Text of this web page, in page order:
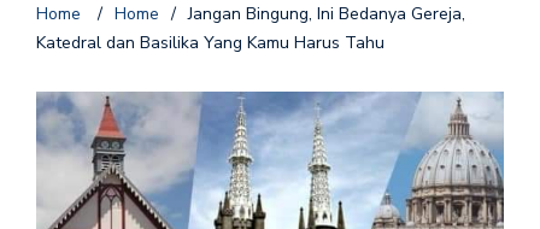
Home / Home / Jangan Bingung, Ini Bedanya Gereja,
Katedral dan Basilika Yang Kamu Harus Tahu